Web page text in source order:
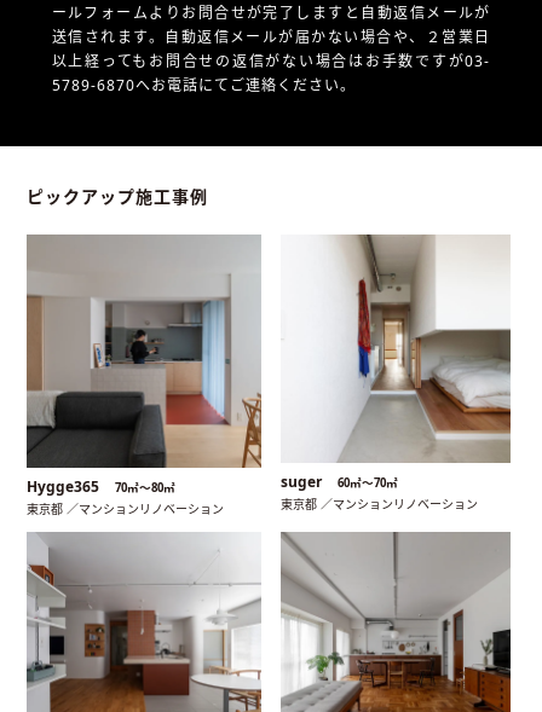
ールフォームよりお問合せが完了しますと自動返信メールが
送信されます。自動返信メールが届かない場合や、
２営業日
以上経ってもお問合せの返信がない場合はお手数ですが03-
5789-6870へお電話にてご連絡ください。
ピックアップ施工事例
Hygge365 70㎡〜80㎡
東京都 ／マンションリノベーション
suger 60㎡〜70㎡
東京都 ／マンションリノベーション